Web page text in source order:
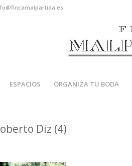
ESPACIOS ORGANIZA TU BODA
Diz (4)